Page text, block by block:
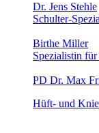
Dr. Jens Stehle
Schulter-
Birthe Miller
Spezialistin
PD Dr. Max
Hüft- und